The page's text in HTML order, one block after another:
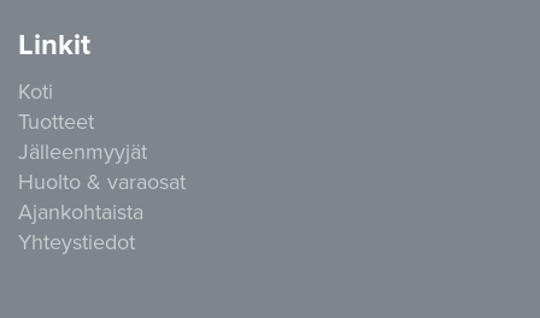
Linkit
Koti
Tuotteet
Jälleenmyyjät
Huolto & varaosat
Ajankohtaista
Yhteystiedot